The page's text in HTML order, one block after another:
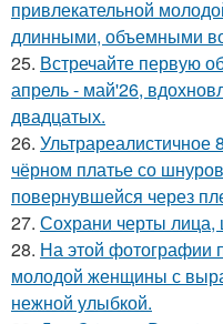
привлекательной
длинными, объемными
25. Встречайте первую
апрель - май'26,
двадцатых.
26.
чёрном платье со
повернувшейся через
27. Сохрани черты лица,
28. На этой фотографии
молодой женщины с
нежной улыбкой.